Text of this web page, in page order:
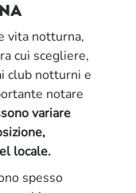
vita notturna,
cui scegliere,
club notturni e
notare
variare
locale.
spesso